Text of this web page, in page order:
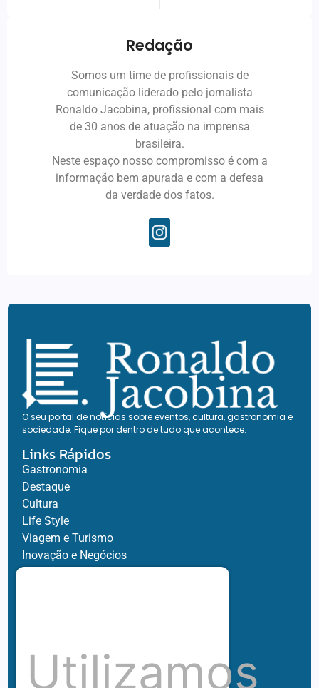
Redação
Somos um time de profissionais de
comunicação liderado pelo jornalista
Ronaldo Jacobina, profissional com mais
de 30 anos de atuação na imprensa
brasileira.
Neste espaço nosso compromisso é com a
informação bem apurada e com a defesa
da verdade dos fatos.
O seu portal de notícias sobre eventos, cultura, gastronomia e
sociedade. Fique por dentro de tudo que acontece.
Links Rápidos
Gastronomia
Destaque
Cultura
Life Style
Viagem e Turismo
Inovação e Negócios
Ronaldo Jacobina
Hubnexxo
Utilizamos